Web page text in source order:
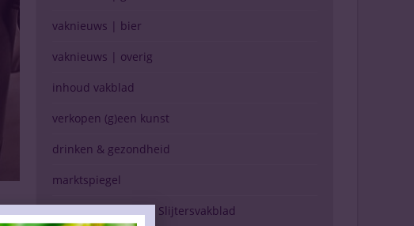
vaknieuws | bier
vaknieuws | overig
inhoud vakblad
verkopen (g)een kunst
drinken & gezondheid
marktspiegel
Verschijning Drinks Slijtersvakblad